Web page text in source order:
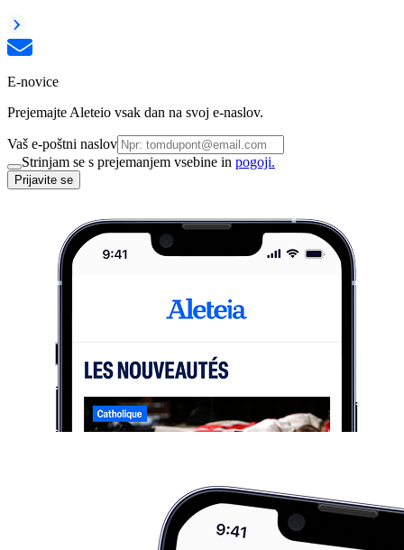
E-novice
Prejemajte Aleteio vsak dan na svoj e-naslov.
Vaš e-poštni naslov
Strinjam se s prejemanjem vsebine in pogoji.
Prijavite se